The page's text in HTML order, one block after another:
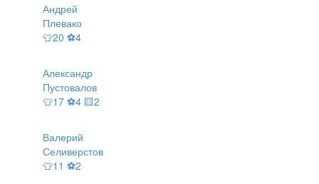
Андрей
Плевако
👕20 ⚽4
Александр
Пустовалов
👕17 ⚽4 🟨2
Валерий
Селиверстов
👕11 ⚽2